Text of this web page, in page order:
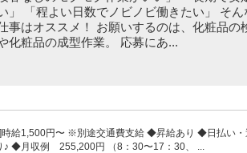
」 「程よい日数でノビノビ働きたい」 そ
事はオススメ！ お願いするのは、化粧品の
化粧品の成型作業。 応募にあ...
給1,500円〜 ※別途交通費支給 ◆昇給あり ◆日払い
♪ ◆月収例 255,200円 （8：30〜17：30、 ...